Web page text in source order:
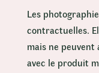
Les
contractuelles.
mais ne
avec le produit